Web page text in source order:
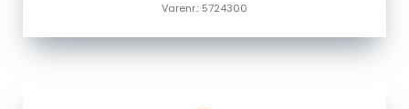
Varenr.: 5724300